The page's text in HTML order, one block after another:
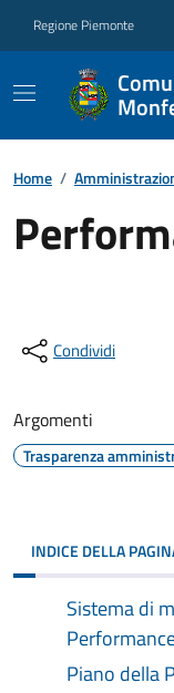
Regione Piemonte
Home /
Condividi
Argomenti
Trasparenza
INDICE DELLA
Sistema di
Piano della